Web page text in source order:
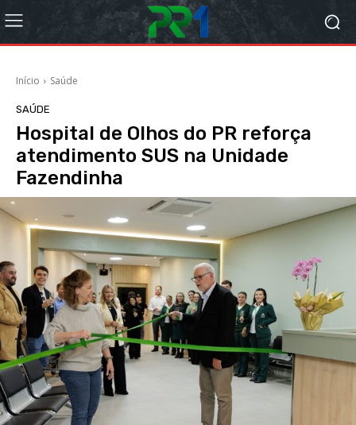
Início Saúde
SAÚDE
Hospital de Olhos do PR reforça
atendimento SUS na Unidade
Fazendinha